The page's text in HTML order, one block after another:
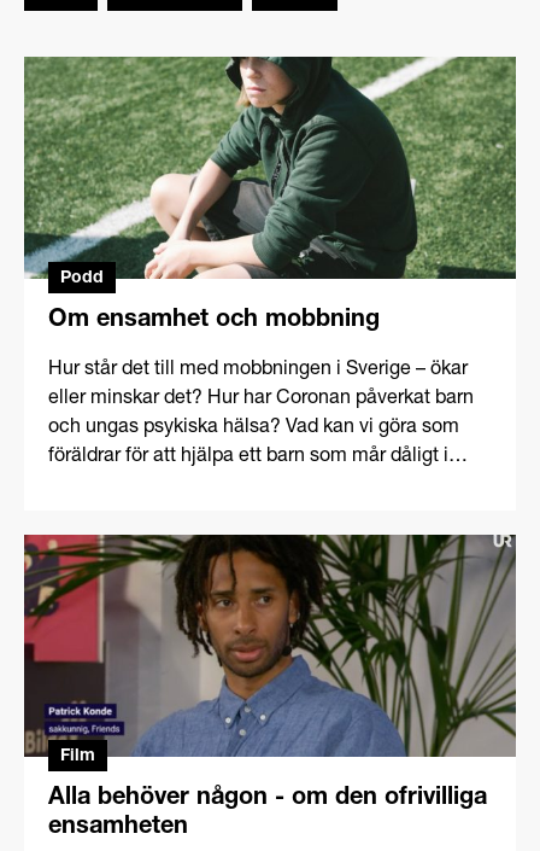
Podd
Om ensamhet och mobbning
Hur står det till med mobbningen i Sverige – ökar
eller minskar det? Hur har Coronan påverkat barn
och ungas psykiska hälsa? Vad kan vi göra som
föräldrar för att hjälpa ett barn som mår dåligt i
familjen och reder ut vad vi vuxna har för
skyldigheter gentemot våra barn. Friends
sakkunniga Åsa Gustafsson gästar podden Life
Film
Alla behöver någon - om den ofrivilliga
ensamheten